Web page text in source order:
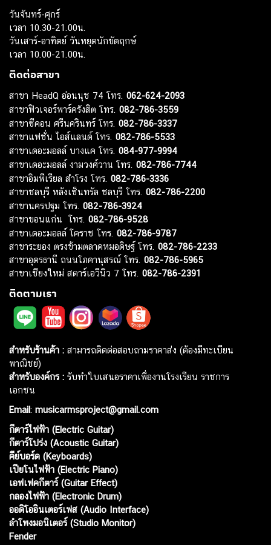
วันจันทร์-ศุกร์
เวลา 10.30-21.00น.
วันเสาร์-อาทิตย์ วันหยุดนักขัตฤกษ์
เวลา 10.00-21.00น.
ติดต่อสาขา
สาขา HeadQ อ่อนนุช 74 โทร. 062-624-2093
สาขาฟิวเจอร์พาร์ครังสิต โทร. 082-786-3559
สาขาซีคอน ศรีนครินทร์ โทร. 082-786-3337
สาขาแฟชั่น ไอส์แลนด์ โทร. 082-786-5533
สาขาเดอะมอลล์ บางแค โทร. 084-977-9994
สาขาเดอะมอลล์ งามวงศ์วาน โทร. 082-786-7744
สาขาอิมพีเรียล สำโรง โทร. 082-786-3336
สาขาชลบุรี หลังเซ็นทรัล ชลบุรี โทร. 082-786-2200
สาขานครปฐม โทร. 082-786-3924
สาขาขอนแก่น โทร. 082-786-9528
สาขาเดอะมอลล์ โคราช โทร. 082-786-9787
สาขาระยอง ตรงข้ามตลาดหมอดิษฐ์ โทร. 082-786-2233
สาขาอุดรธานี ถนนโภคานุสรณ์ โทร. 082-786-5965
สาขาเชียงใหม่ สตาร์เอวีนิว 7 โทร. 082-786-2391
ติดตามเรา
สำหรับร้านค้า : สามารถติดต่อสอบถามราคาส่ง (ต้องมีทะเบียน
พาณิชย์)
สำหรับองค์กร : รับทำใบเสนอราคาเพื่องานโรงเรียน ราชการ
เอกชน
Email: musicarmsproject@gmail.com
กีตาร์ไฟฟ้า (Electric Guitar)
กีตาร์โปร่ง (Acoustic Guitar)
คีย์บอร์ด (Keyboards)
เปียโนไฟฟ้า (Electric Piano)
เอฟเฟคกีตาร์ (Guitar Effect)
กลองไฟฟ้า (Electronic Drum)
ออดิโออินเตอร์เฟส (Audio Interface)
ลำโพงมอนิเตอร์ (Studio Monitor)
Fender